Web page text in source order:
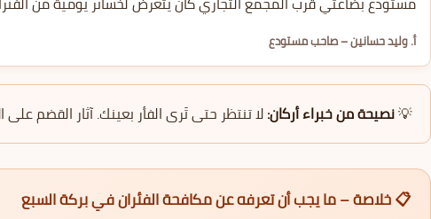
أ. وليد حسانين – صاحب مستودع
💡نصيحة من خبراء أركان:لا تنتظر حتى تَرى الفأر بعينك. آثار القضم
📋 خلاصة – ما يجب أن تعرفه عن مكافحة الفئران في بركة السبع